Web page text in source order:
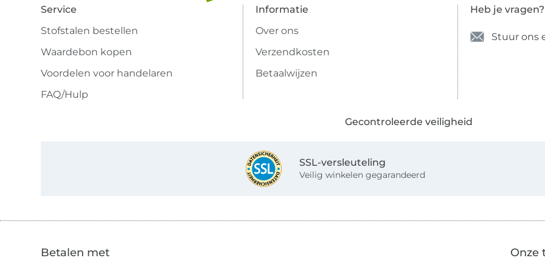
Service
Stofstalen bestellen
Waardebon kopen
Voordelen voor handelaren
FAQ/Hulp
Informatie
Over ons
Verzendkosten
Betaalwijzen
Heb je vragen?
Stuur ons
Gecontroleerde veiligheid
SSL-versleuteling
Veilig winkelen gegarandeerd
Betalen met Onze